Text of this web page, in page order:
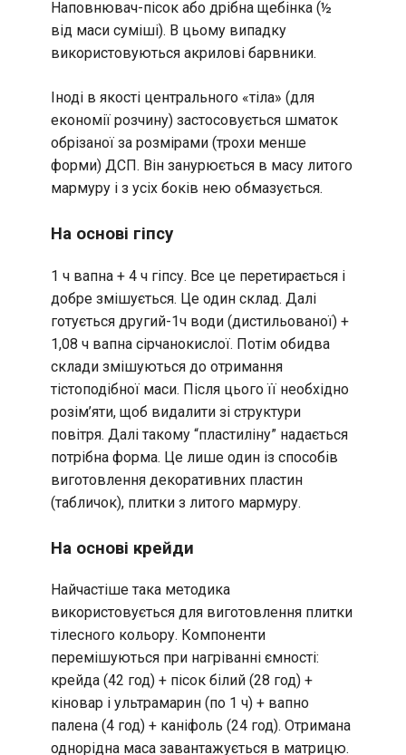
Наповнювач-пісок або дрібна щебінка (½
від маси суміші). В цьому випадку
використовуються акрилові барвники.
Іноді в якості центрального «тіла» (для
економії розчину) застосовується шматок
обрізаної за розмірами (трохи менше
форми) ДСП. Він занурюється в масу литого
мармуру і з усіх боків нею обмазується.
На основі гіпсу
1 ч вапна + 4 ч гіпсу. Все це перетирається і
добре змішується. Це один склад. Далі
готується другий-1ч води (дистильованої) +
1,08 ч вапна сірчанокислої. Потім обидва
склади змішуються до отримання
тістоподібної маси. Після цього її необхідно
розім’яти, щоб видалити зі структури
повітря. Далі такому “пластиліну” надається
потрібна форма. Це лише один із способів
виготовлення декоративних пластин
(табличок), плитки з литого мармуру.
На основі крейди
Найчастіше така методика
використовується для виготовлення плитки
тілесного кольору. Компоненти
перемішуються при нагріванні ємності:
крейда (42 год) + пісок білий (28 год) +
кіновар і ультрамарин (по 1 ч) + вапно
палена (4 год) + каніфоль (24 год). Отримана
однорідна маса завантажується в матрицю.